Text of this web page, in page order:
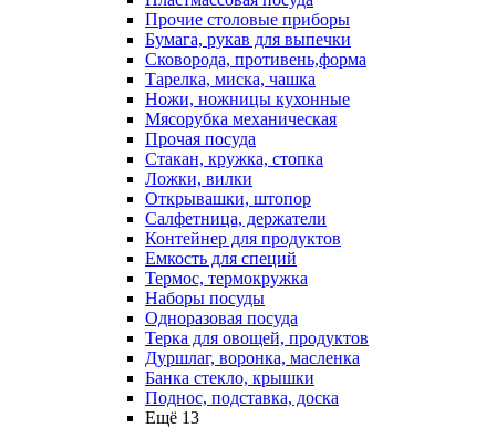
Прочие столовые приборы
Бумага, рукав для выпечки
Сковорода, противень,форма
Тарелка, миска, чашка
Ножи, ножницы кухонные
Мясорубка механическая
Прочая посуда
Стакан, кружка, стопка
Ложки, вилки
Открывашки, штопор
Салфетница, держатели
Контейнер для продуктов
Емкость для специй
Термос, термокружка
Наборы посуды
Одноразовая посуда
Терка для овощей, продуктов
Дуршлаг, воронка, масленка
Банка стекло, крышки
Поднос, подставка, доска
Ещё 13